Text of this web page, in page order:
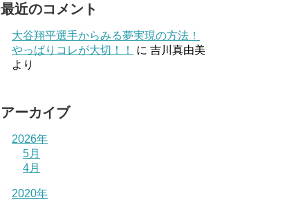
最近のコメント
大谷翔平選手からみる夢実現の方法！
やっぱりコレが大切！！
に 吉川真由美
より
アーカイブ
2026年
5月
4月
2020年